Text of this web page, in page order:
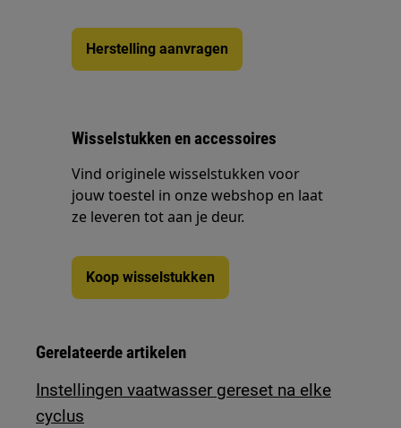
Herstelling aanvragen
Wisselstukken en accessoires
Vind originele wisselstukken voor
jouw toestel in onze webshop en laat
ze leveren tot aan je deur.
Koop wisselstukken
Gerelateerde artikelen
Instellingen vaatwasser gereset na elke
cyclus